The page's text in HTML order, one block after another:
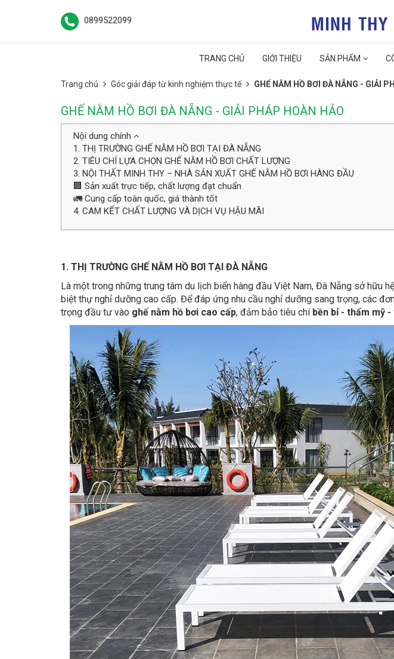
0899522099
TRANG CHỦ GIỚI THIỆU SẢN PHẨM
Trang chủ Góc giải đáp từ kinh nghiệm thực tế GHẾ NẰM HỒ BƠI ĐÀ NẴNG - GIẢI
GHẾ NẰM HỒ BƠI ĐÀ NẴNG - GIẢI PHÁP HOÀN HẢO
Nội dung chính
1. THỊ TRƯỜNG GHẾ NẰM HỒ BƠI TẠI ĐÀ NẴNG
2. TIÊU CHÍ LỰA CHỌN GHẾ NẰM HỒ BƠI CHẤT LƯỢNG
3. NỘI THẤT MINH THY – NHÀ SẢN XUẤT GHẾ NẰM HỒ BƠI HÀNG ĐẦU
🏢 Sản xuất trực tiếp, chất lượng đạt chuẩn
🚛 Cung cấp toàn quốc, giá thành tốt
4. CAM KẾT CHẤT LƯỢNG VÀ DỊCH VỤ HẬU MÃI
1. THỊ TRƯỜNG GHẾ NẰM HỒ BƠI TẠI ĐÀ NẴNG
Là một trong những trung tâm du lịch biển hàng đầu Việt Nam, Đà Nẵng sở hữu
biệt thự nghỉ dưỡng cao cấp. Để đáp ứng nhu cầu nghỉ dưỡng sang trọng, các
trọng đầu tư vào ghế nằm hồ bơi cao cấp, đảm bảo tiêu chí bền bỉ - thẩm mỹ